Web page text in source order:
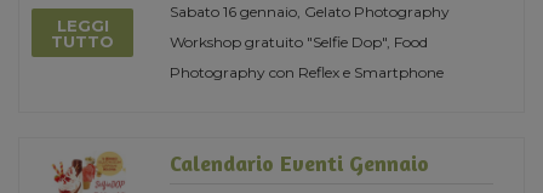
LEGGI
TUTTO
Sabato 16 gennaio, Gelato Photography
Workshop gratuito "Selfie Dop", Food
Photography con Reflex e Smartphone
Calendario Eventi Gennaio